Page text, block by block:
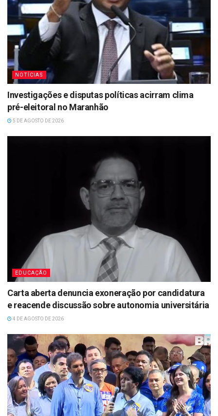
NOTÍCIAS
Investigações e disputas políticas acirram clima
pré-eleitoral no Maranhão
5 DE AGOSTO DE 2026
EDUCAÇÃO
Carta aberta denuncia exoneração por candidatura
e reacende discussão sobre autonomia universitária
4 DE AGOSTO DE 2026